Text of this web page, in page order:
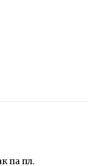
па пл.